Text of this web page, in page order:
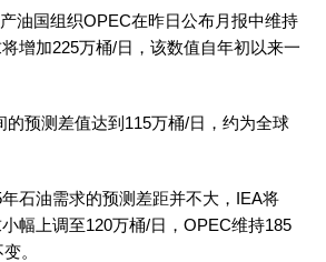
国组织OPEC在昨日公布月报中维持
增加225万桶/日，该数值自年初以来一
预测差值达到115万桶/日，约为全球
油需求的预测差距并不大，IEA将
幅上调至120万桶/日，OPEC维持185
。